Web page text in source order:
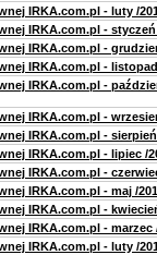
IRKA.com.pl - luty /
IRKA.com.pl - styczeń
IRKA.com.pl -
IRKA.com.pl - listopad
IRKA.com.pl -
IRKA.com.pl -
IRKA.com.pl - sierpień
IRKA.com.pl - lipiec /
IRKA.com.pl -
IRKA.com.pl - maj /
IRKA.com.pl -
IRKA.com.pl - marzec
IRKA.com.pl - luty /